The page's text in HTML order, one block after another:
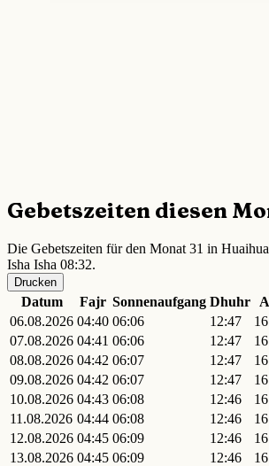
Gebetszeiten diesen
Die Gebetszeiten für den Monat 31 in
Isha Isha 08:32.
Drucken
Datum Fajr Sonnenaufgang Dhuhr
06.08.2026 04:40 06:06 12:47
07.08.2026 04:41 06:06 12:47
08.08.2026 04:42 06:07 12:47
09.08.2026 04:42 06:07 12:47
10.08.2026 04:43 06:08 12:46
11.08.2026 04:44 06:08 12:46
12.08.2026 04:45 06:09 12:46
13.08.2026 04:45 06:09 12:46